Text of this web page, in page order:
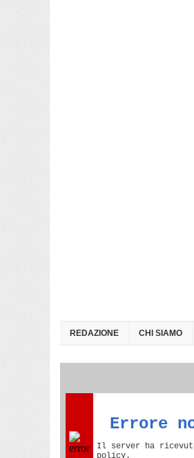
REDAZIONE CHI SIAMO